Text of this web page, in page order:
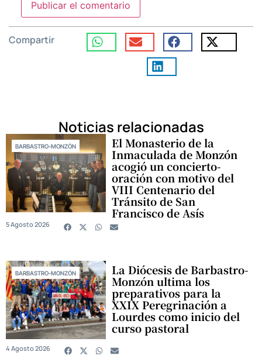
Compartir
Noticias relacionadas
BARBASTRO-MONZÓN El Monasterio de la
Inmaculada de Monzón
acogió un concierto-
oración con motivo del
VIII Centenario del
Tránsito de San
Francisco de Asís
5 Agosto 2026
BARBASTRO-MONZÓN La Diócesis de Barbastro-
Monzón ultima los
preparativos para la
XXIX Peregrinación a
Lourdes como inicio del
curso pastoral
4 Agosto 2026